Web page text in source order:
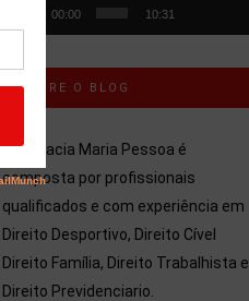
00:00 10:31
SOBRE O BLOG
Advocacia Maria Pessoa é
composta por profissionais
qualificados e com experiência em
Direito Desportivo, Direito Cível
Direito Família, Direito Trabalhista e
Direito Previdenciario.